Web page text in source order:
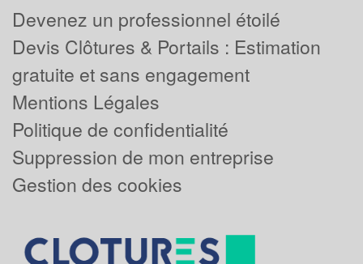
Devenez un professionnel étoilé
Devis Clôtures & Portails : Estimation
gratuite et sans engagement
Mentions Légales
Politique de confidentialité
Suppression de mon entreprise
Gestion des cookies